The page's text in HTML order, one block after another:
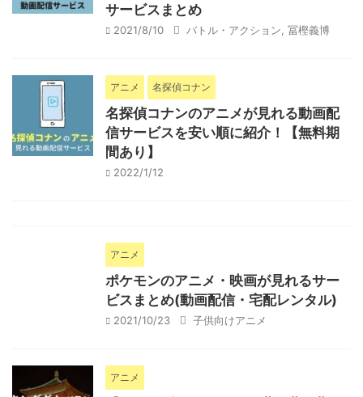
サービスまとめ
2021/8/10 バトル・アクション 冨樫義博
アニメ 名探偵コナン
名探偵コナンのアニメが見れる動画配
信サービスを安い順に紹介！【無料期
間あり】
2022/1/12
アニメ
ポケモンのアニメ・映画が見れるサー
ビスまとめ(動画配信・宅配レンタル)
2021/10/23 子供向けアニメ
アニメ